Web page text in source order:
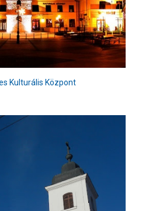
Kulturális Központ